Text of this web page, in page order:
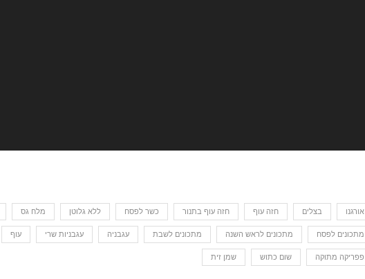
אורגנו בצלים חזה עוף חזה עוף בתנור כשר לפסח ללא גלוטן מלח גס
מתכונים לפסח מתכונים לראש השנה מתכונים לשבת עגבניה עגבניות שרי עוף
פפריקה מתוקה שום כתוש שמן זית